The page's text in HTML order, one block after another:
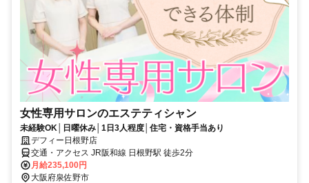
女性専用サロンのエステティシャン
未経験OK│日曜休み│1日3人程度│住宅・資格手当あり
デフィー日根野店
交通・アクセス JR阪和線 日根野駅 徒歩2分
月給235,100円
大阪府泉佐野市